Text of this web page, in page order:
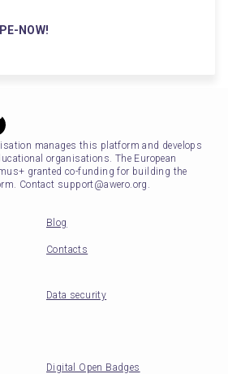
NOW!
manages this platform and develops
organisations. The European
granted co-funding for building the
Contact support@awero.org.
Blog
Contacts
Data security
Digital Open Badges